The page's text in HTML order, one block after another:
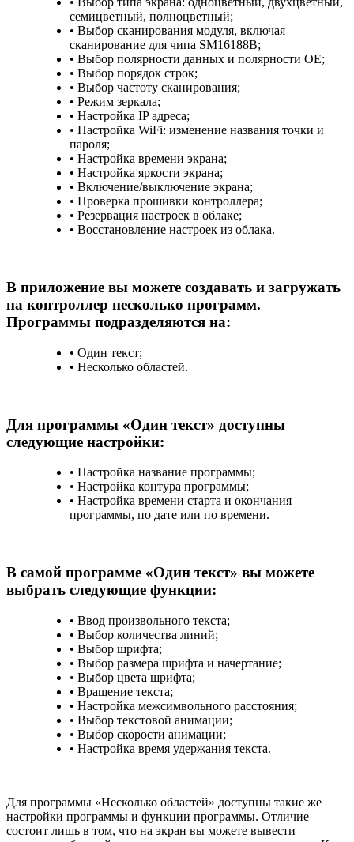
семицветный, полноцветный;
• Выбор сканирования модуля, включая
сканирование для чипа SM16188B;
• Выбор полярности данных и полярности OE;
• Выбор порядок строк;
• Выбор частоту сканирования;
• Режим зеркала;
• Настройка IP адреса;
• Настройка WiFi: изменение названия точки и
пароля;
• Настройка времени экрана;
• Настройка яркости экрана;
• Включение/выключение экрана;
• Проверка прошивки контроллера;
• Резервация настроек в облаке;
• Восстановление настроек из облака.
В приложение вы можете создавать и загружать
на контроллер несколько программ.
Программы подразделяются на:
• Один текст;
• Несколько областей.
Для программы «Один текст» доступны
следующие настройки:
• Настройка название программы;
• Настройка контура программы;
• Настройка времени старта и окончания
программы, по дате или по времени.
В самой программе «Один текст» вы можете
выбрать следующие функции:
• Ввод произвольного текста;
• Выбор количества линий;
• Выбор шрифта;
• Выбор размера шрифта и начертание;
• Выбор цвета шрифта;
• Вращение текста;
• Настройка межсимвольного расстояния;
• Выбор текстовой анимации;
• Выбор скорости анимации;
• Настройка время удержания текста.
Для программы «Несколько областей» доступны такие же
настройки программы и функции программы. Отличие
состоит лишь в том, что на экран вы можете вывести